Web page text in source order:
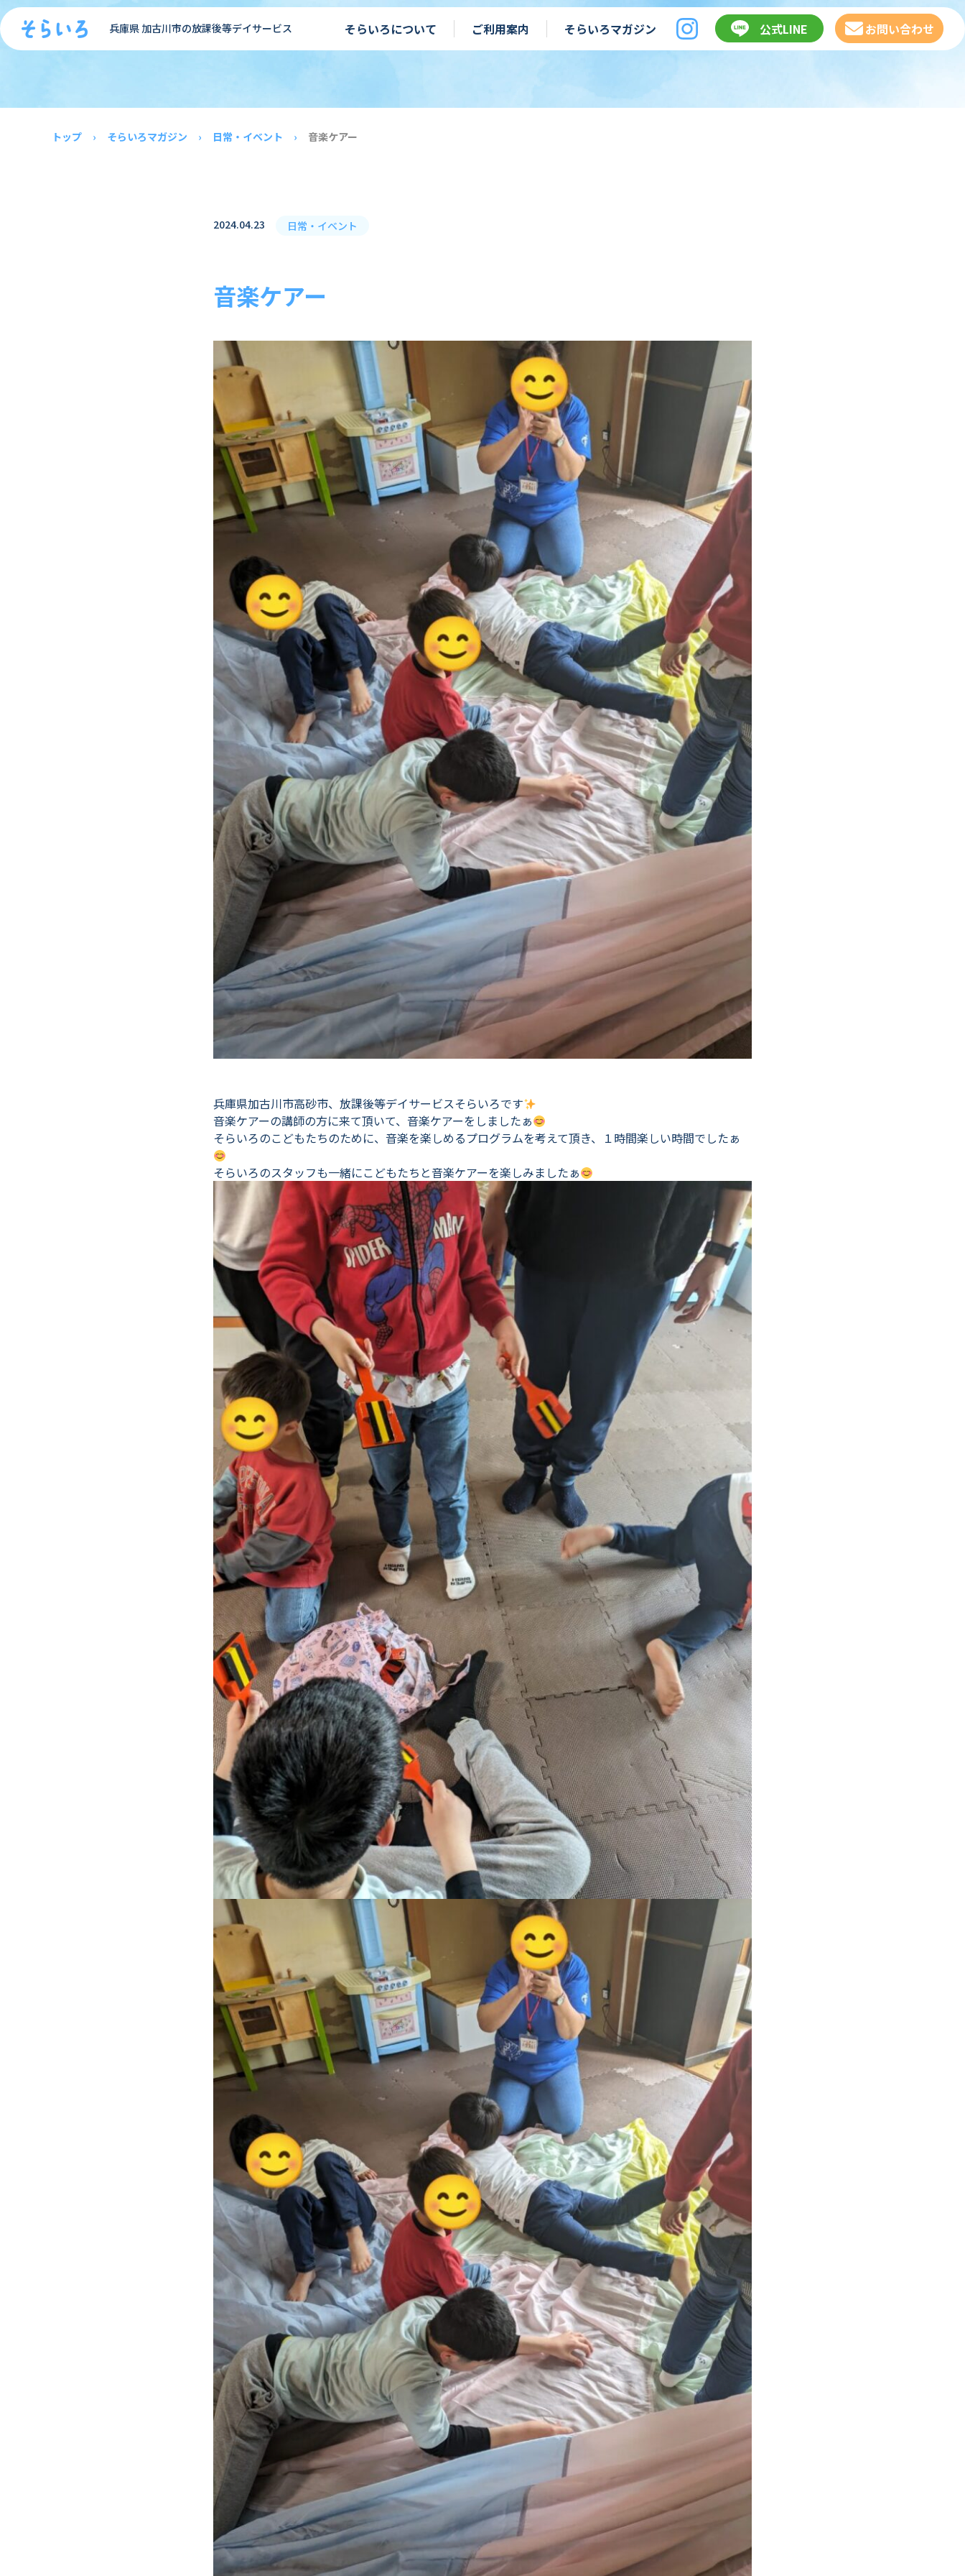
兵庫県 加古川市の放課後等デイサービス そらいろについて ご利用案内 そらいろマガジン 公式LINE お問い合わせ
トップ そらいろマガジン 日常・イベント 音楽ケアー
2024.04.23 日常・イベント
音楽ケアー
兵庫県加古川市高砂市、放課後等デイサービスそらいろです
音楽ケアーの講師の方に来て頂いて、音楽ケアーをしましたぁ
そらいろのこどもたちのために、音楽を楽しめるプログラムを考えて頂き、１時間楽しい時間でしたぁ
そらいろのスタッフも一緒にこどもたちと音楽ケアーを楽しみましたぁ